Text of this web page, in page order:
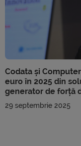
Codata și
euro în 2025 din
generator de forță
29 septembrie 2025